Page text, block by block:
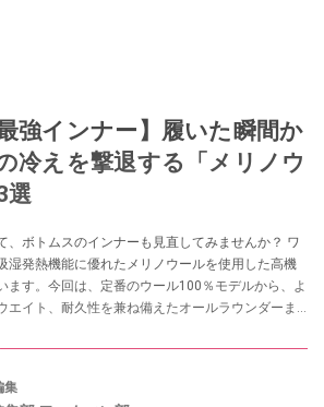
強インナー】履いた瞬間か
冷えを撃退する「メリノウ
選
、ボトムスのインナーも見直してみませんか？ ワ
湿発熱機能に優れたメリノウールを使用した高機
ます。今回は、定番のウール100％モデルから、よ
エイト、耐久性を兼ね備えたオールラウンダーま
集